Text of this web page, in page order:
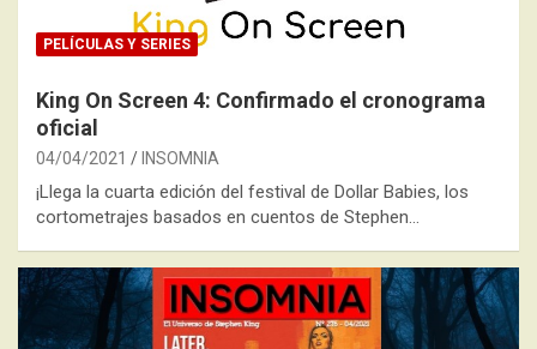
PELÍCULAS Y SERIES
King On Screen 4: Confirmado el cronograma
oficial
04/04/2021 INSOMNIA
¡Llega la cuarta edición del festival de Dollar Babies, los
cortometrajes basados en cuentos de Stephen…